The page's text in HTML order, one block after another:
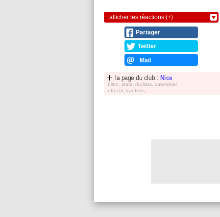
afficher les réactions (+)
Partager
Twitter
Mail
la page du club : Nice
bilan, stats, réultats, calendrier,
effectif, tranferts, ...